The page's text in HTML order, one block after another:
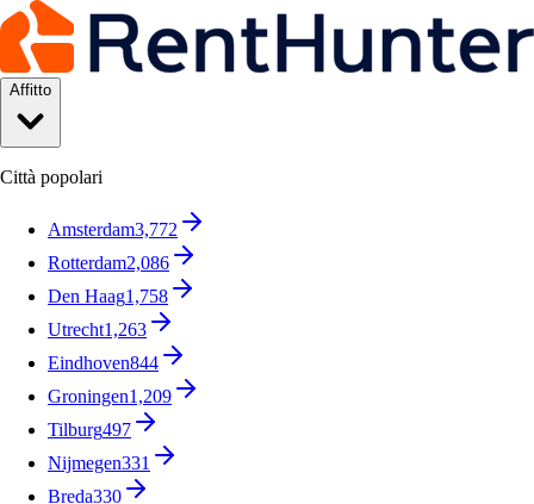
Affitto
Città popolari
Amsterdam3,772
Rotterdam2,086
Den Haag1,758
Utrecht1,263
Eindhoven844
Groningen1,209
Tilburg497
Nijmegen331
Breda330